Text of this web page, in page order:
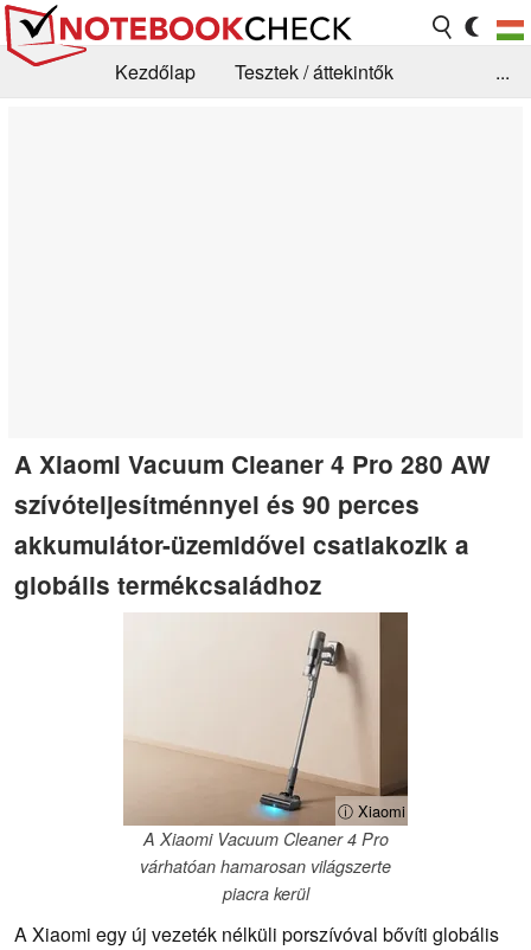
Kezdőlap
Tesztek / áttekintők
...
A Xiaomi Vacuum Cleaner 4 Pro 280 AW
szívóteljesítménnyel és 90 perces
akkumulátor-üzemidővel csatlakozik a
globális termékcsaládhoz
ⓘ Xiaomi
A Xiaomi Vacuum Cleaner 4 Pro
várhatóan hamarosan világszerte
piacra kerül
A Xiaomi egy új vezeték nélküli porszívóval bővíti globális